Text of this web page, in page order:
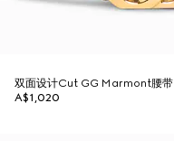
双面设计Cut GG Marmont腰带
A$1,020